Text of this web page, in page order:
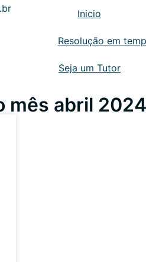
Inicio
Resolução em
Seja um Tutor
mês abril 2024